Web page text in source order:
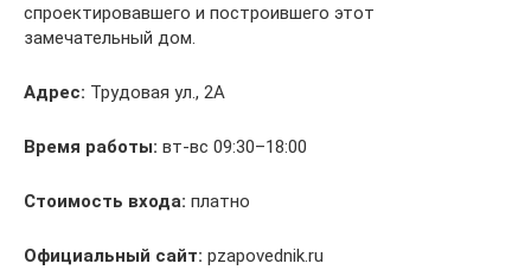
спроектировавшего и построившего этот
замечательный дом.
Адрес: Трудовая ул., 2А
Время работы: вт-вс 09:30–18:00
Стоимость входа: платно
Официальный сайт: pzapovednik.ru